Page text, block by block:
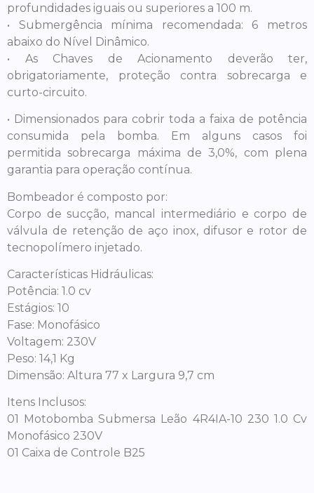
profundidades iguais ou superiores a 100 m.
• Submergência mínima recomendada: 6 metros
abaixo do Nível Dinâmico.
• As Chaves de Acionamento deverão ter,
obrigatoriamente, proteção contra sobrecarga e
curto-circuito.
• Dimensionados para cobrir toda a faixa de potência
consumida pela bomba. Em alguns casos foi
permitida sobrecarga máxima de 3,0%, com plena
garantia para operação contínua.
Bombeador é composto por:
Corpo de sucção, mancal intermediário e corpo de
válvula de retenção de aço inox, difusor e rotor de
tecnopolímero injetado.
Características Hidráulicas:
Potência: 1.0 cv
Estágios: 10
Fase: Monofásico
Voltagem: 230V
Peso: 14,1 Kg
Dimensão: Altura 77 x Largura 9,7 cm
Itens Inclusos:
01 Motobomba Submersa Leão 4R4IA-10 230 1.0 Cv
Monofásico 230V
01 Caixa de Controle B25